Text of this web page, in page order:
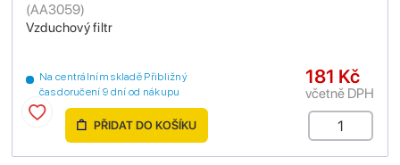
Vzduchový filtr
(AA3059)
Na centrálním skladě Přibližný
čas doručení 9 dní od nákupu
181 Kč
včetně DPH
PŘIDAT DO KOŠÍKU